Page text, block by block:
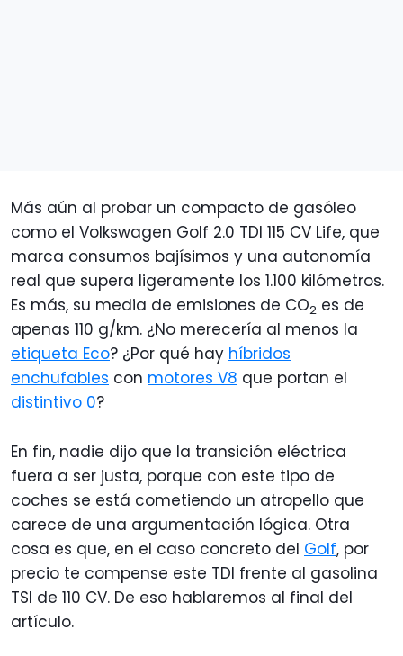
Más aún al probar un compacto de gasóleo
como el Volkswagen Golf 2.0 TDI 115 CV Life, que
marca consumos bajísimos y una autonomía
real que supera ligeramente los 1.100 kilómetros.
Es más, su media de emisiones de CO2 es de
apenas 110 g/km. ¿No merecería al menos la
etiqueta Eco? ¿Por qué hay híbridos
enchufables con motores V8 que portan el
distintivo 0?
En fin, nadie dijo que la transición eléctrica
fuera a ser justa, porque con este tipo de
coches se está cometiendo un atropello que
carece de una argumentación lógica. Otra
cosa es que, en el caso concreto del Golf, por
precio te compense este TDI frente al gasolina
TSI de 110 CV. De eso hablaremos al final del
artículo.